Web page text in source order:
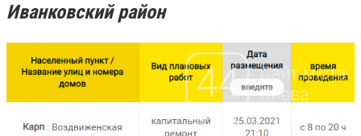
Иванковский район